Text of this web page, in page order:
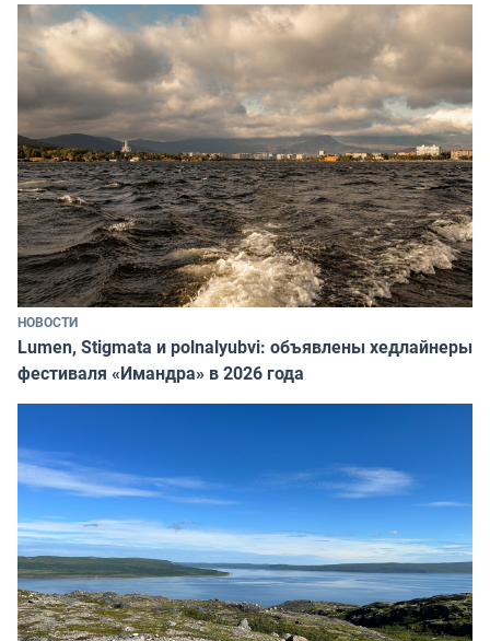
НОВОСТИ
Lumen, Stigmata и polnalyubvi: объявлены хедлайнеры
фестиваля «Имандра» в 2026 года